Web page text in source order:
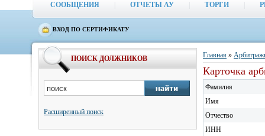
ВХОД ПО СЕРТИФИКАТУ
СООБЩЕНИЯ ОТЧЕТЫ АУ ТОРГИ
ПОИСК ДОЛЖНИКОВ
Расширенный поиск
Главная »
Карточка
Фамилия
Имя
Отчество
ИНН